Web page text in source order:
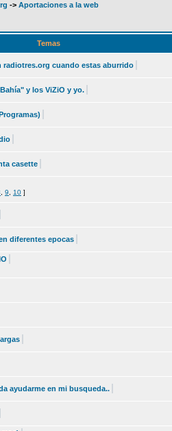
-> Aportaciones a la web
Temas
radiotres.org cuando estas aburrido
y los ViZiO y yo.
casette
9 10 ]
diferentes epocas
ayudarme en mi busqueda..